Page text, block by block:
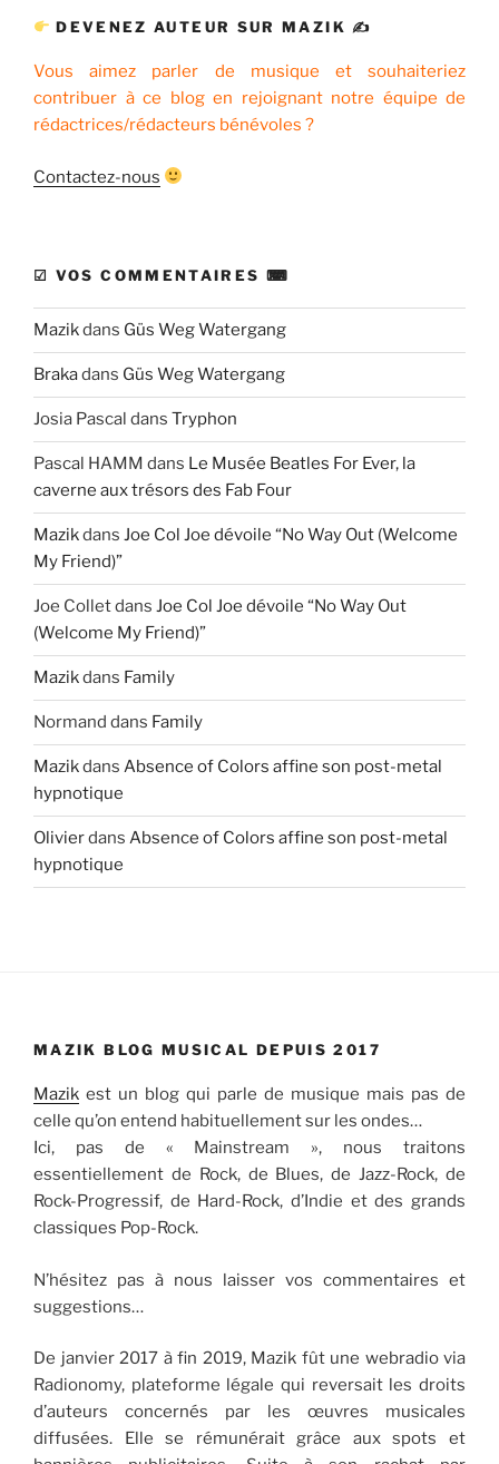
DEVENEZ AUTEUR SUR MAZIK ✍
Vous aimez parler de musique et souhaiteriez
contribuer à ce blog en rejoignant notre équipe de
rédactrices/rédacteurs bénévoles ?
Contactez-nous
☑ VOS COMMENTAIRES ⌨
Mazikdans Güs Weg Watergang
Brakadans Güs Weg Watergang
Josia Pascal dans Tryphon
Pascal HAMM dans Le Musée Beatles For Ever, la
caverne aux trésors des Fab Four
Mazikdans Joe Col Joe dévoile “No Way Out (Welcome
My Friend)”
Joe Colletdans Joe Col Joe dévoile “No Way Out
(Welcome My Friend)”
Mazikdans Family
Normand dans Family
Mazikdans Absence of Colors affine son post-metal
hypnotique
Olivierdans Absence of Colors affine son post-metal
hypnotique
MAZIK BLOG MUSICAL DEPUIS 2017
Mazik est un blog qui parle de musique mais pas de
celle qu’on entend habituellement sur les ondes…
Ici, pas de « Mainstream », nous traitons
essentiellement de Rock, de Blues, de Jazz-Rock, de
Rock-Progressif, de Hard-Rock, d’Indie et des grands
classiques Pop-Rock.
N’hésitez pas à nous laisser vos commentaires et
suggestions…
De janvier 2017 à fin 2019, Mazik fût une webradio via
Radionomy, plateforme légale qui reversait les droits
d’auteurs concernés par les œuvres musicales
diffusées. Elle se rémunérait grâce aux spots et